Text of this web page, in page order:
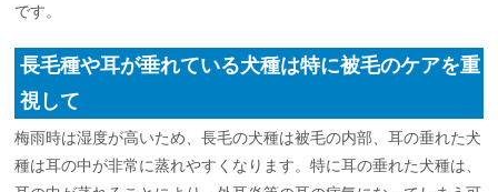
です。
長毛種や耳が垂れている犬種は特に被毛のケアを重
視して
梅雨時は湿度が高いため、長毛の犬種は被毛の内部、耳の垂れた犬
種は耳の中が非常に蒸れやすくなります。特に耳の垂れた犬種は、